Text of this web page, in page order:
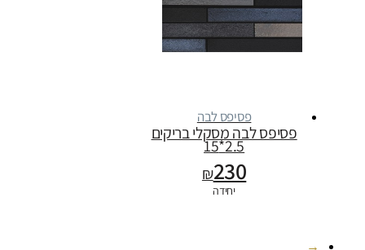
פסיפס לבה
פסיפס לבה מסקלי בריקים
2.5*15
₪230
יחידה
→